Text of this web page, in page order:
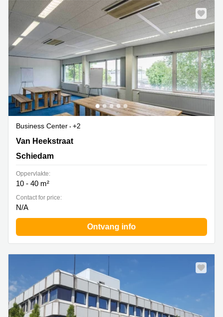
Business Center
+2
Van Heekstraat 15, Schiedam
Van Heekstraat
Schiedam
Oppervlakte:
10 - 40 m²
Contact for price:
N/A
Ontvang info